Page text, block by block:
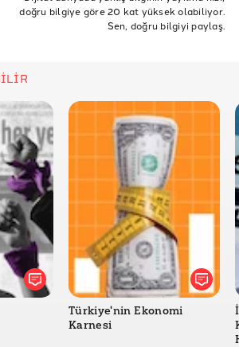
Dünya Sağlık Günü
doğru bilgiye göre 20 kat yüksek olabiliyor.
Sen, doğru bilgiyi paylaş.
Türkiye'nin Ekonomi
Karnesi